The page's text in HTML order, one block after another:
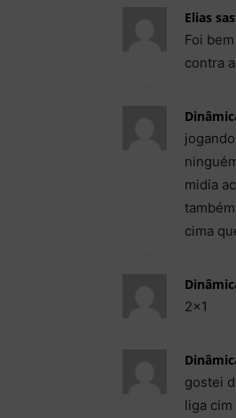
Elias
Foi
contra
midia
cima
2×1
gostei
liga